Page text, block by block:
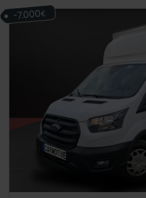
-7.000€